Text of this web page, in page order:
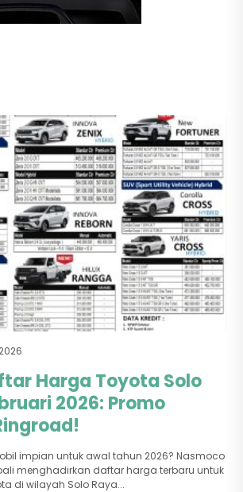
Harga Toyota Solo
2026: Promo
impian untuk awal tahun 2026? Nasmoco
menghadirkan daftar harga terbaru untuk
di wilayah Solo Raya...